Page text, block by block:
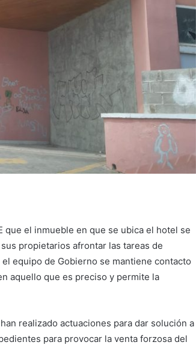
que el inmueble en que se ubica el hotel se
propietarios afrontar las tareas de
equipo de Gobierno se mantiene contacto
aquello que es preciso y permite la
realizado actuaciones para dar solución a
para provocar la venta forzosa del